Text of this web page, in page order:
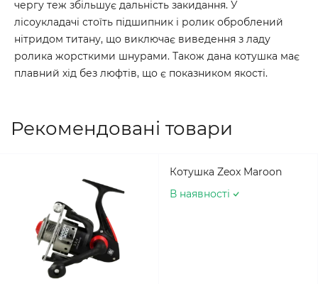
чергу теж збільшує дальність закидання. У
лісоукладачі стоїть підшипник і ролик оброблений
нітридом титану, що виключає виведення з ладу
ролика жорсткими шнурами. Також дана котушка має
плавний хід без люфтів, що є показником якості.
Рекомендовані товари
Котушка Zeox Maroon
В наявності